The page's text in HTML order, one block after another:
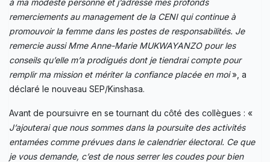
remerciements au management de la CENI qui continue à
promouvoir la femme dans les postes de responsabilités. Je
remercie aussi Mme Anne-Marie MUKWAYANZO pour les
conseils qu’elle m’a prodigués dont je tiendrai compte pour
remplir ma mission et mériter la confiance placée en moi», a
déclaré le nouveau SEP/Kinshasa.
Avant de poursuivre en se tournant du côté des collègues : «
J’ajouterai que nous sommes dans la poursuite des activités
entamées comme prévues dans le calendrier électoral. Ce que
je vous demande, c’est de nous serrer les coudes pour bien